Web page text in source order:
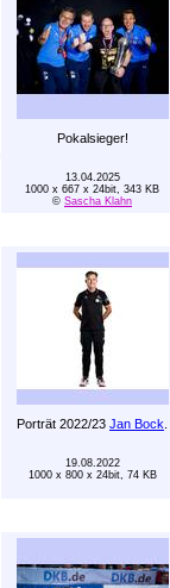
Pokalsieger!
13.04.2025
1000 x 667 x 24bit, 343 KB
© Sascha Klahn
Porträt 2022/23 Jan Bock
19.08.2022
1000 x 800 x 24bit, 74 KB